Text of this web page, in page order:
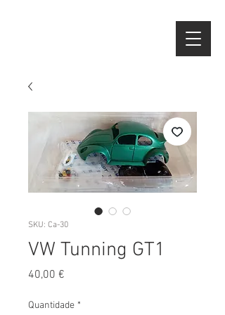
SKU: Ca-30
VW Tunning GT1
40,00 €
Quantidade *